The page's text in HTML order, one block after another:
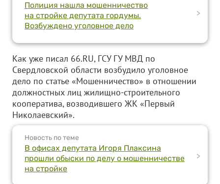
Полиция нашла мошенничество
на стройке депутата гордумы.
Возбуждено уголовное дело
>
Как уже писал 66.RU, ГСУ ГУ МВД по
Свердловской области возбудило уголовное
дело по статье «Мошенничество» в отношении
должностных лиц жилищно-строительного
кооператива, возводившего ЖК «Первый
Николаевский».
Новость по теме
В офисах депутата Игоря Плаксина
прошли обыски по делу о мошенничестве
на стройке
>